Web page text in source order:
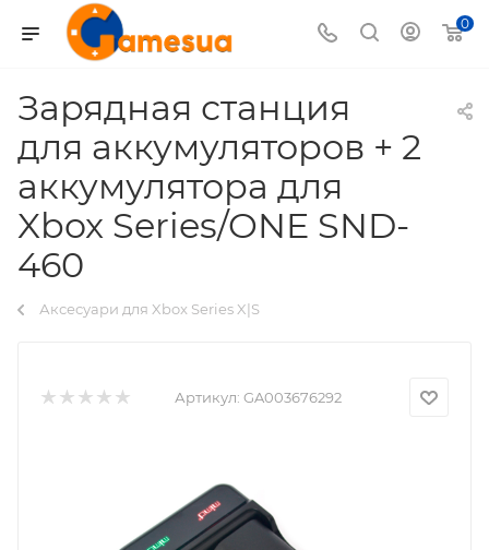
0
Зарядная станция
для аккумуляторов + 2
аккумулятора для
Xbox Series/ONE SND-
460
Аксесуари для Xbox Series X|S
Артикул: GA003676292